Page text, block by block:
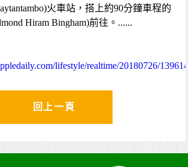
火車站，搭上約90分鐘車程的
Hiram Bingham)前往。......
lifestyle/realtime/20180726/
回上一頁